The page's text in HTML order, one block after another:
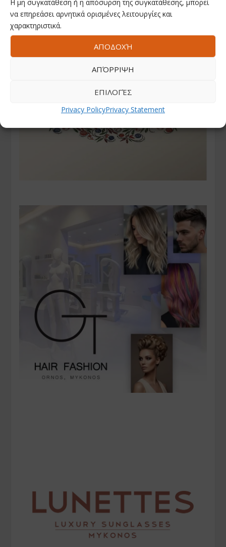
Η μη συγκατάθεση ή η απόσυρση της συγκατάθεσης, μπορεί
να επηρεάσει αρνητικά ορισμένες λειτουργίες και
χαρακτηριστικά.
ΑΠΟΔΟΧΉ
ΑΠΌΡΡΙΨΗ
ΕΠΙΛΟΓΈΣ
Privacy PolicyPrivacy Statement